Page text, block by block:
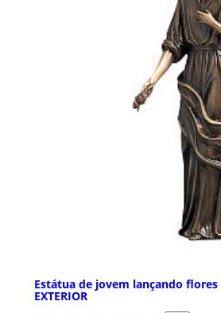
Estátua de jovem lançando
EXTERIOR